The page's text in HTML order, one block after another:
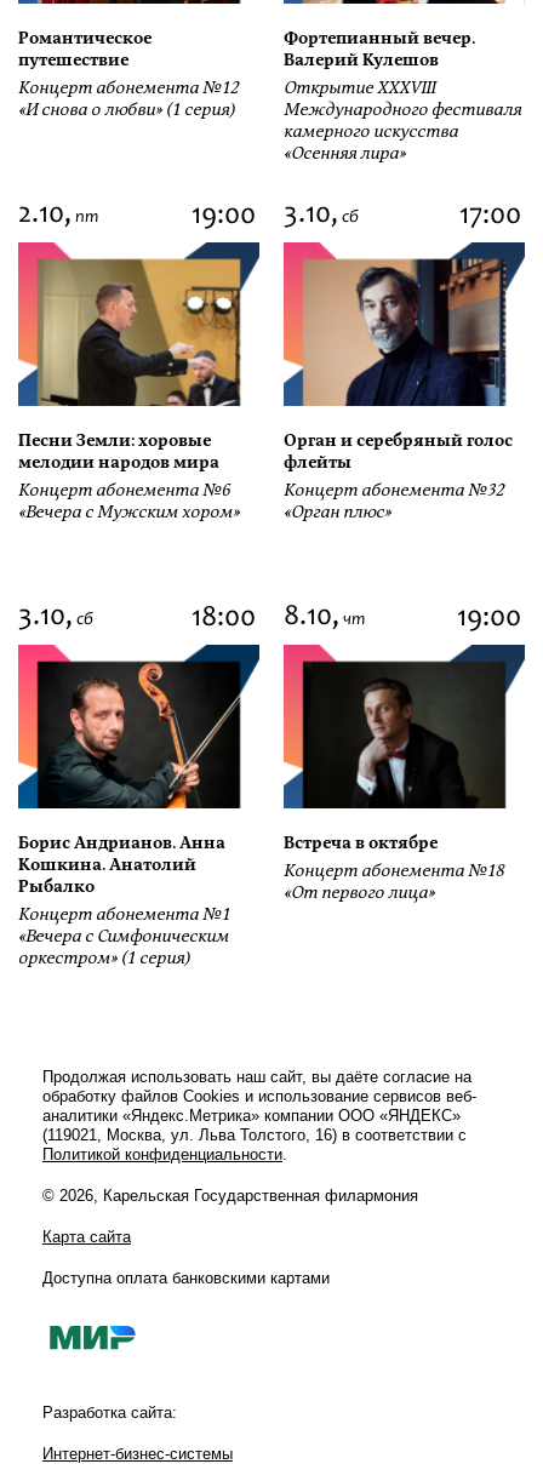
Романтическое
путешествие
Концерт абонемента №12
«И снова о любви» (1 серия)
Фортепианный вечер.
Валерий Кулешов
Открытие ХХХVIII
Международного фестиваля
камерного искусства
«Осенняя лира»
2.10, пт 19:00
Песни Земли: хоровые
мелодии народов мира
Концерт абонемента №6
«Вечера с Мужским хором»
3.10, сб 17:00
Орган и серебряный голос
флейты
Концерт абонемента №32
«Орган плюс»
3.10, сб 18:00
Борис Андрианов. Анна
Кошкина. Анатолий
Рыбалко
Концерт абонемента №1
«Вечера с Симфоническим
оркестром» (1 серия)
8.10, чт 19:00
Встреча в октябре
Концерт абонемента №18
«От первого лица»
Продолжая использовать наш сайт, вы даёте согласие на
обработку файлов Cookies и использование сервисов веб-
аналитики «Яндекс.Метрика» компании ООО «ЯНДЕКС»
(119021, Москва, ул. Льва Толстого, 16) в соответствии с
Политикой конфиденциальности.
© 2026, Карельская Государственная филармония
Карта сайта
Доступна оплата банковскими картами
Разработка сайта:
Интернет-бизнес-системы